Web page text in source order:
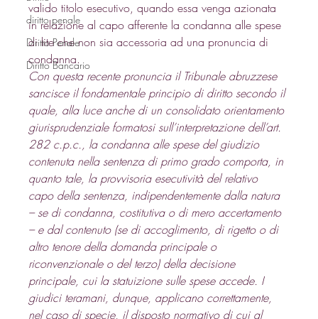
diritto penale
Diritto Penale
Diritto Bancario
valido titolo esecutivo, quando essa venga azionata
in relazione al capo afferente la condanna alle spese
di lite che non sia accessoria ad una pronuncia di
condanna.
Con questa recente pronuncia il Tribunale abruzzese
sancisce il fondamentale principio di diritto secondo il
quale, alla luce anche di un consolidato orientamento
giurisprudenziale formatosi sull’interpretazione dell’art.
282 c.p.c., la condanna alle spese del giudizio
contenuta nella sentenza di primo grado comporta, in
quanto tale, la provvisoria esecutività del relativo
capo della sentenza, indipendentemente dalla natura
– se di condanna, costitutiva o di mero accertamento
– e dal contenuto (se di accoglimento, di rigetto o di
altro tenore della domanda principale o
riconvenzionale o del terzo) della decisione
principale, cui la statuizione sulle spese accede. I
giudici teramani, dunque, applicano correttamente,
nel caso di specie, il disposto normativo di cui al